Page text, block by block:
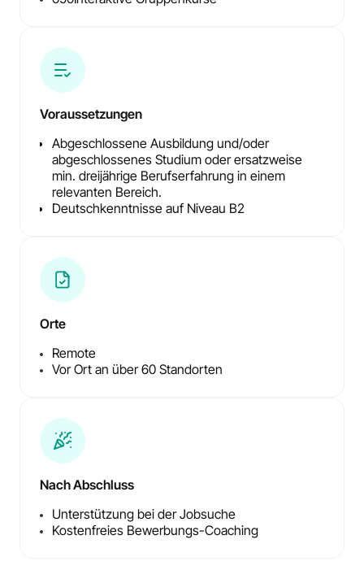
Voraussetzungen
Abgeschlossene Ausbildung und/oder
abgeschlossenes Studium oder ersatzweise
min. dreijährige Berufserfahrung in einem
relevanten Bereich.
Deutschkenntnisse auf Niveau B2
Orte
Remote
Vor Ort an über 60 Standorten
Nach Abschluss
Unterstützung bei der Jobsuche
Kostenfreies Bewerbungs-Coaching